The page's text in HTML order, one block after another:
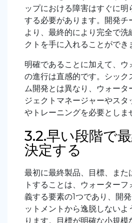
ップにおける障害はすぐに明
する必要があります。開発チ
より、最終的により完全で洗
クトを手に入れることができ
明確であることに加えて、ウ
の進行は直感的です。シック
ム開発とは異なり、ウォータ
ジェクトマネージャーやスタ
やトレーニングを必要としま
3.2.早い段階で
決定する
最初に最終製品、目標、また
トすることは、ウォーター
義する要素の1つであり、開
ットメントから逸脱しないよ
ります。目標が明確な小規